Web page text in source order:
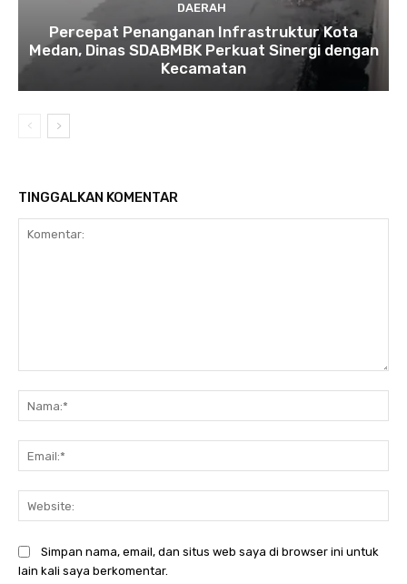
DAERAH
Percepat Penanganan Infrastruktur Kota
Medan, Dinas SDABMBK Perkuat Sinergi dengan
Kecamatan
TINGGALKAN KOMENTAR
Simpan nama, email, dan situs web saya di browser ini untuk
lain kali saya berkomentar.